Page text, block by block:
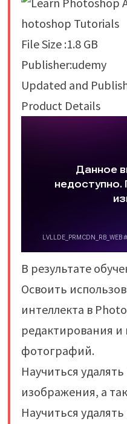
hotoshop Tutorials
File Size :1.8 GB
Publisher:udemy
Updated and
Product Details
В результате
Освоить
интеллекта в
редактирования
фотографий.
Научиться
изображения, а
Научиться